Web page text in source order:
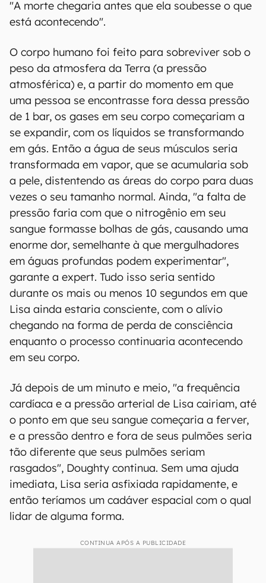
"A morte chegaria antes que ela soubesse o que
está acontecendo".
O corpo humano foi feito para sobreviver sob o
peso da atmosfera da Terra (a pressão
atmosférica) e, a partir do momento em que
uma pessoa se encontrasse fora dessa pressão
de 1 bar, os gases em seu corpo começariam a
se expandir, com os líquidos se transformando
em gás. Então a água de seus músculos seria
transformada em vapor, que se acumularia sob
a pele, distentendo as áreas do corpo para duas
vezes o seu tamanho normal. Ainda, "a falta de
pressão faria com que o nitrogênio em seu
sangue formasse bolhas de gás, causando uma
enorme dor, semelhante à que mergulhadores
em águas profundas podem experimentar",
garante a expert. Tudo isso seria sentido
durante os mais ou menos 10 segundos em que
Lisa ainda estaria consciente, com o alívio
chegando na forma de perda de consciência
enquanto o processo continuaria acontecendo
em seu corpo.
Já depois de um minuto e meio, "a frequência
cardíaca e a pressão arterial de Lisa cairiam, até
o ponto em que seu sangue começaria a ferver,
e a pressão dentro e fora de seus pulmões seria
tão diferente que seus pulmões seriam
rasgados", Doughty continua. Sem uma ajuda
imediata, Lisa seria asfixiada rapidamente, e
então teríamos um cadáver espacial com o qual
lidar de alguma forma.
CONTINUA APÓS A PUBLICIDADE